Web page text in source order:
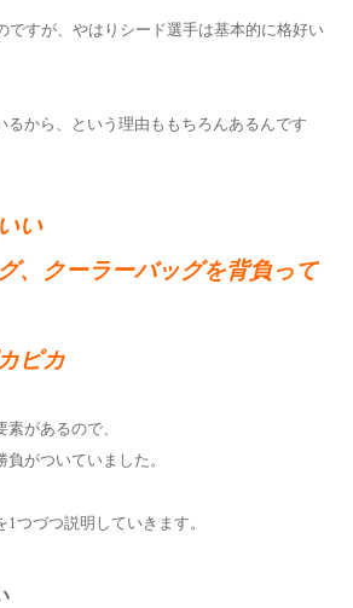
ですが、やはりシード選手は基本的に格好い
るから、という理由ももちろんあるんです
い
、クーラーバッグを背負って
ピカ
があるので、
がついていました。
つづつ説明していきます。